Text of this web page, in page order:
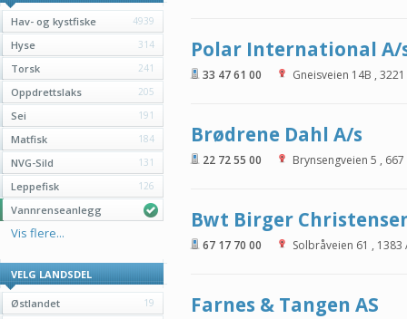
Hav- og kystfiske 4939
Hyse 314
Torsk 241
Oppdrettslaks 205
Sei 191
Matfisk 184
NVG-Sild 131
Leppefisk 126
Vannrenseanlegg
Vis flere...
VELG LANDSDEL
Østlandet 19
Polar International A/
33 47 61 00 Gneisveien 14B , 3221
Brødrene Dahl A/s
22 72 55 00 Brynsengveien 5 , 667
Bwt Birger
67 17 70 00 Solbråveien 61 , 1383
Farnes & Tangen AS